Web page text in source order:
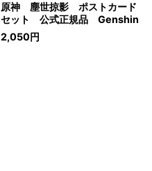
原神 塵世掠影 ポストカード
セット 公式正規品 Genshin
2,050円